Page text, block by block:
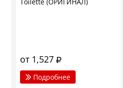
от 1,527
Подробнее